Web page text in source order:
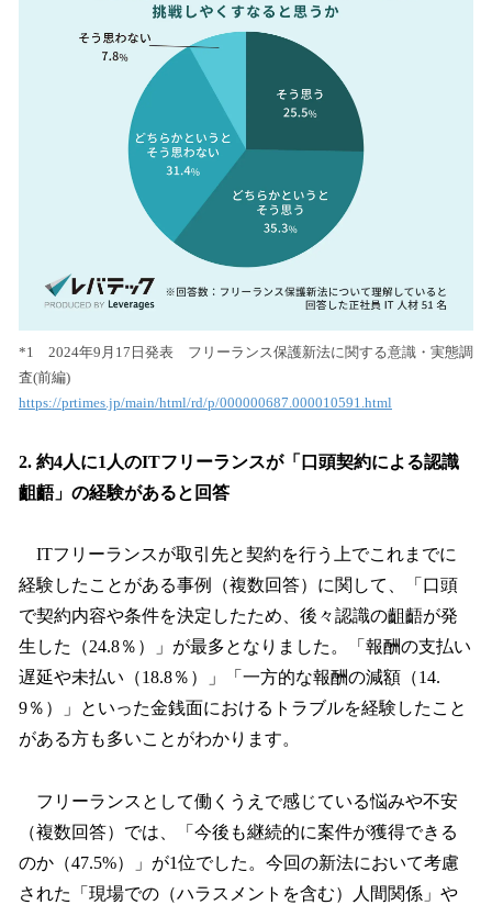
*1 2024年9月17日発表 フリーランス保護新法に関する意識・実態調
査(前編)
https://prtimes.jp/main/html/rd/p/000000687.000010591.html
2. 約4人に1人のITフリーランスが「口頭契約による認識
齟齬」の経験があると回答
ITフリーランスが取引先と契約を行う上でこれまでに
経験したことがある事例（複数回答）に関して、「口頭
で契約内容や条件を決定したため、後々認識の齟齬が発
生した（24.8％）」が最多となりました。「報酬の支払い
遅延や未払い（18.8％）」「一方的な報酬の減額（14.
9％）」といった金銭面におけるトラブルを経験したこと
がある方も多いことがわかります。
フリーランスとして働くうえで感じている悩みや不安
（複数回答）では、「今後も継続的に案件が獲得できる
のか（47.5%）」が1位でした。今回の新法において考慮
された「現場での（ハラスメントを含む）人間関係」や